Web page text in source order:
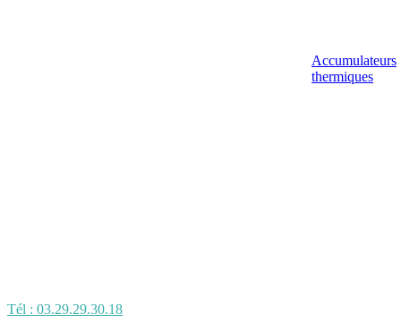
Accumulateurs
thermiques
Tél : 03.29.29.30.18